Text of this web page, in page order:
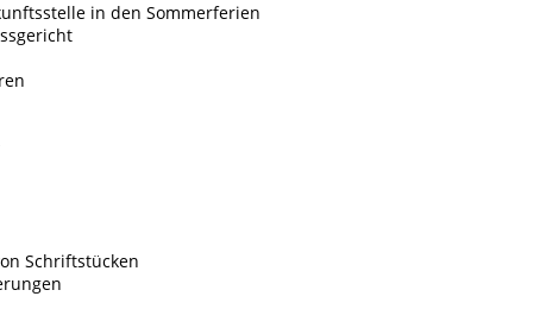
in den Sommerferien
Schriftstücken